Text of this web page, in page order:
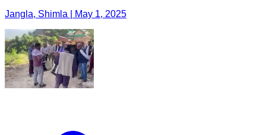
Jangla, Shimla | May 1, 2025